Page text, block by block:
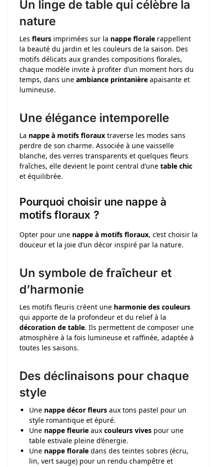
Un linge de table qui célèbre la
nature
Les fleurs imprimées sur la nappe florale rappellent
la beauté du jardin et les couleurs de la saison. Des
motifs délicats aux grandes compositions florales,
chaque modèle invite à profiter d’un moment hors du
temps, dans une ambiance printanière apaisante et
lumineuse.
Une élégance intemporelle
La nappe à motifs floraux traverse les modes sans
perdre de son charme. Associée à une vaisselle
blanche, des verres transparents et quelques fleurs
fraîches, elle devient le point central d’une table chic
et équilibrée.
Pourquoi choisir une nappe à
motifs floraux ?
Opter pour une nappe à motifs floraux, c’est choisir la
douceur et la joie d’un décor inspiré par la nature.
Un symbole de fraîcheur et
d’harmonie
Les motifs fleuris créent une harmonie des couleurs
qui apporte de la profondeur et du relief à la
décoration de table. Ils permettent de composer une
atmosphère à la fois lumineuse et raffinée, adaptée à
toutes les saisons.
Des déclinaisons pour chaque
style
Une nappe décor fleurs aux tons pastel pour un
style romantique et épuré.
Une nappe fleurie aux couleurs vives pour une
table estivale pleine d’énergie.
Une nappe florale dans des teintes sobres (écru,
lin, vert sauge) pour un rendu champêtre et